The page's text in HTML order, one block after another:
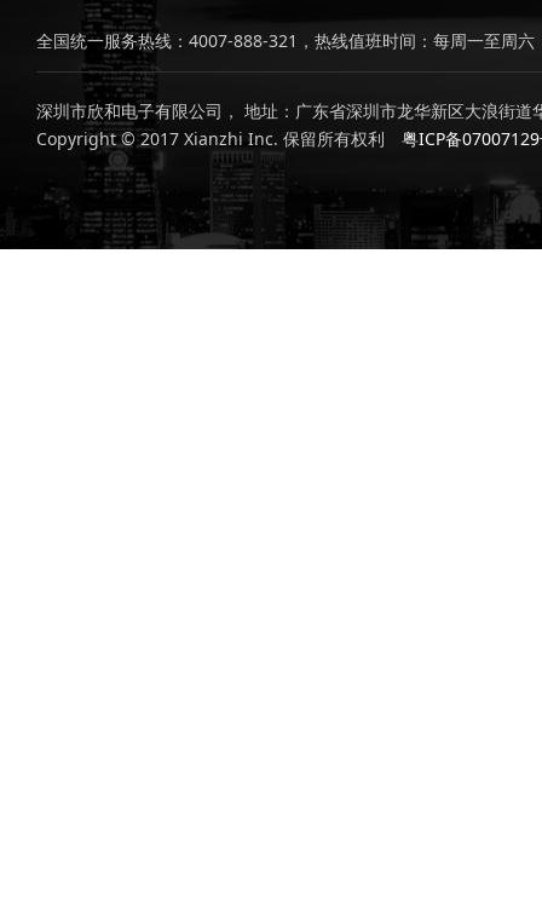
全国统一服务热线：4007-888-321，热线值班时间：每周一至周
深圳市欣和电子有限公司， 地址：广东省深圳市龙华新区大浪街
Copyright © 2017 Xianzhi Inc. 保留所有权利
粤ICP备